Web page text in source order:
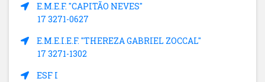
E.M.E.F. "CAPITÃO NEVES"
17 3271-0627
E.M.E.I.E.F. "THEREZA GABRIEL ZOCCAL"
17 3271-1302
ESF I